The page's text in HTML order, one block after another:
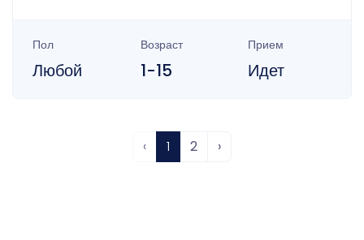
Пол
Любой
Возраст
1-15
Прием
Идет
‹ 1 2 ›